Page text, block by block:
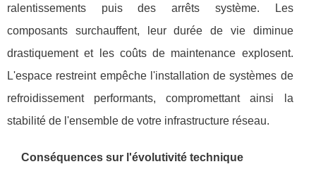
ralentissements puis des arrêts système. Les
composants surchauffent, leur durée de vie diminue
drastiquement et les coûts de maintenance explosent.
L'espace restreint empêche l'installation de systèmes de
refroidissement performants, compromettant ainsi la
stabilité de l'ensemble de votre infrastructure réseau.
Conséquences sur l'évolutivité technique